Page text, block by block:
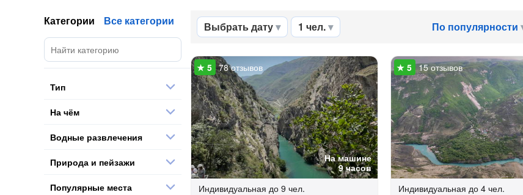
Выбрать дату 1 чел. По популярности
На машине
9 часов
78 отзывов
Индивидуальная до 9 чел.
15 отзывов
Индивидуальная до 4 чел.
Категории Все категории
Тип
На чём
Водные развлечения
Природа и пейзажи
Популярные места